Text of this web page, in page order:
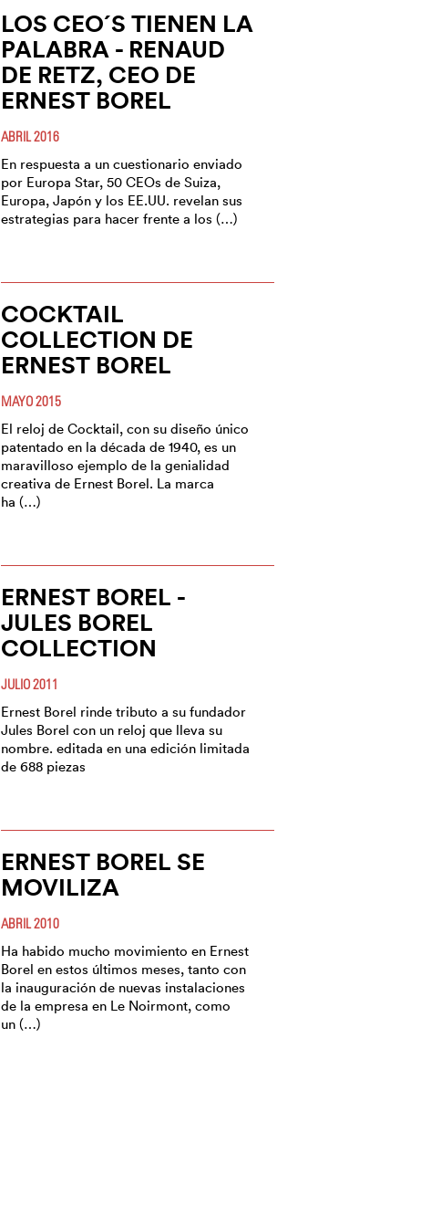
LOS CEO´S TIENEN LA
PALABRA - RENAUD
DE RETZ, CEO DE
ERNEST BOREL
ABRIL 2016
En respuesta a un cuestionario enviado
por Europa Star, 50 CEOs de Suiza,
Europa, Japón y los EE.UU. revelan sus
estrategias para hacer frente a los (…)
COCKTAIL
COLLECTION DE
ERNEST BOREL
MAYO 2015
El reloj de Cocktail, con su diseño único
patentado en la década de 1940, es un
maravilloso ejemplo de la genialidad
creativa de Ernest Borel. La marca
ha (…)
ERNEST BOREL -
JULES BOREL
COLLECTION
JULIO 2011
Ernest Borel rinde tributo a su fundador
Jules Borel con un reloj que lleva su
nombre. editada en una edición limitada
de 688 piezas
ERNEST BOREL SE
MOVILIZA
ABRIL 2010
Ha habido mucho movimiento en Ernest
Borel en estos últimos meses, tanto con
la inauguración de nuevas instalaciones
de la empresa en Le Noirmont, como
un (…)